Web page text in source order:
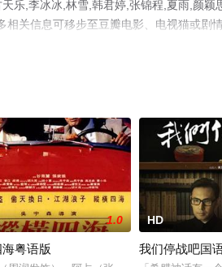
乐,李冰冰,林雪,韩君婷,张锦程,夏雨,颜颖
关信息可移步至豆瓣电影、电视猫或剧情
1.0
粤语版
HD
我们停战吧国